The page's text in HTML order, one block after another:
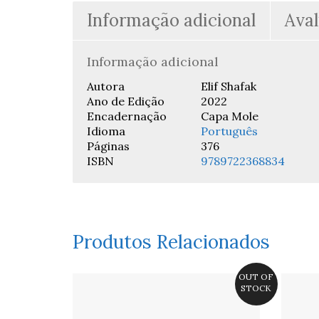
Informação adicional
Informação adicional
Autora
Elif Shafak
Ano de Edição
2022
Encadernação
Capa Mole
Idioma
Português
Páginas
376
ISBN
9789722368834
Produtos Relacionados
OUT OF
STOCK